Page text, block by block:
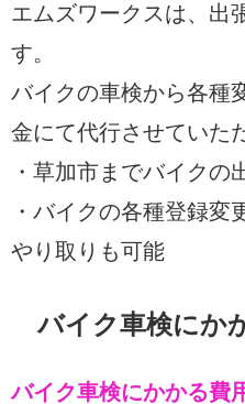
エムズワークスは、出
す。
バイクの車検から各種
金にて代行させていた
・草加市までバイクの
・バイクの各種登録変
やり取りも可能
バイク車検にか
バイク車検にかかる費